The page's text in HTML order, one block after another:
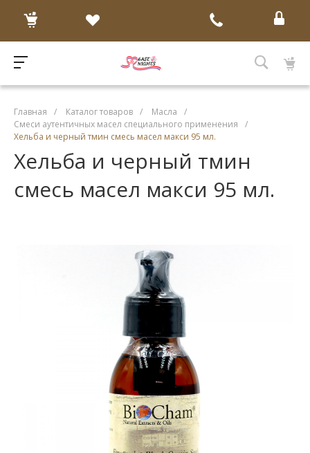
Главная / Каталог товаров / Масла
/
Смеси аутентичных масел специального применения
/
Хельба и черный тмин смесь масел макси 95 мл.
Хельба и черный тмин
смесь масел макси 95 мл.